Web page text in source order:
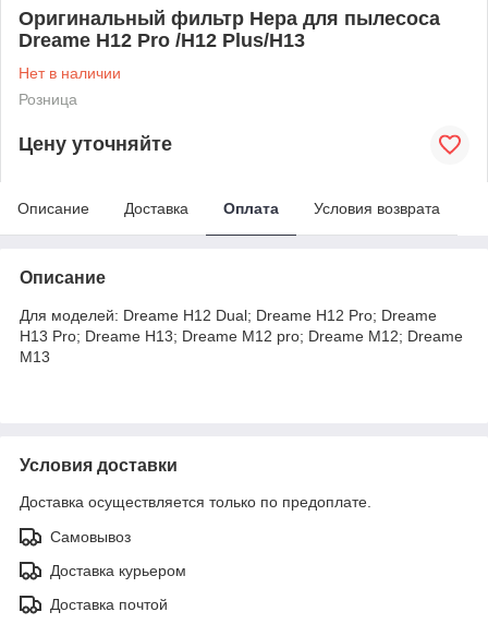
Оригинальный фильтр Hepa для пылесоса
Dreame H12 Pro /H12 Plus/H13
Нет в наличии
Розница
Цену уточняйте
Описание Доставка Оплата Условия возврата
Описание
Для моделей: Dreame H12 Dual; Dreame H12 Pro; Dreame
H13 Pro; Dreame H13; Dreame M12 pro; Dreame M12; Dreame
M13
Условия доставки
Доставка осуществляется только по предоплате.
Самовывоз
Доставка курьером
Доставка почтой